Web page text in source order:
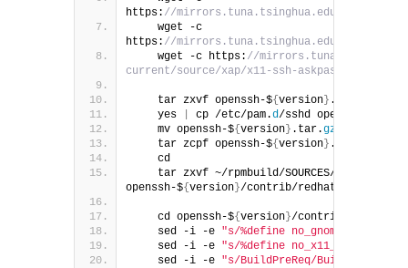
https: //mirrors.tuna.tsinghua.edu.cn/
    wget -c
https: //mirrors.tuna.tsinghua.edu.cn/
    wget -c https:
//
current/source/xap/x11-ssh-askpass/x11-
    tar zxvf openssh-$
{ version } .tar.
    yes
cp /etc/pam.d/sshd openssh-$
    mv openssh-$
{ version } .tar.gz
    tar zcpf openssh-$
{ version } .tar.
    cd
    tar zxvf ~/rpmbuild/SOURCES/openssh-$
openssh-${ version }/contrib/redhat/openssh.
    cd openssh-$
{ version }/contrib/redhat/
    sed -i -e
"s/%define no_gnome_askpass
    sed -i -e
"s/%define no_x11_askpass 0/
    sed -i -e
"s/BuildPreReq/